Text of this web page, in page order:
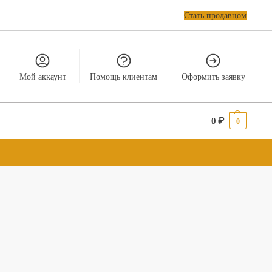
Стать продавцом
Мой аккаунт Помощь клиентам Оформить заявку
0₽ 0